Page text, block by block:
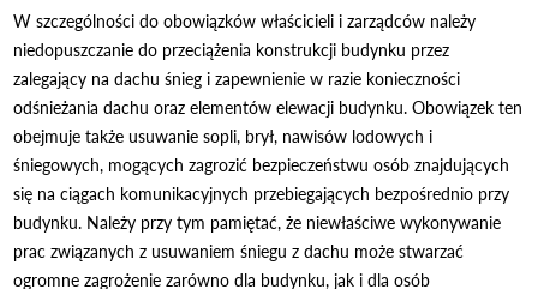
W szczególności do obowiązków właścicieli i zarządców należy
niedopuszczanie do przeciążenia konstrukcji budynku przez
zalegający na dachu śnieg i zapewnienie w razie konieczności
odśnieżania dachu oraz elementów elewacji budynku. Obowiązek ten
obejmujetakże usuwanie sopli, brył, nawisów lodowych i
śniegowych, mogących zagrozić bezpieczeństwu osób znajdujących
się na ciągach komunikacyjnych przebiegających bezpośrednio przy
budynku. Należy przy tym pamiętać, że niewłaściwe wykonywanie
prac związanych z usuwaniem śniegu z dachu może stwarzać
ogromne zagrożenie zarówno dla budynku, jak idla osób